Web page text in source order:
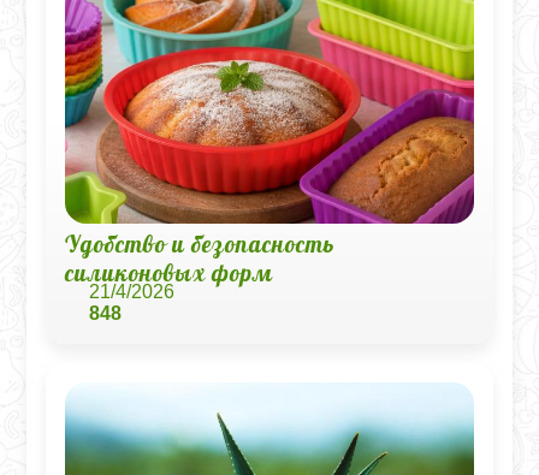
Удобство и безопасность
силиконовых форм
21/4/2026
848